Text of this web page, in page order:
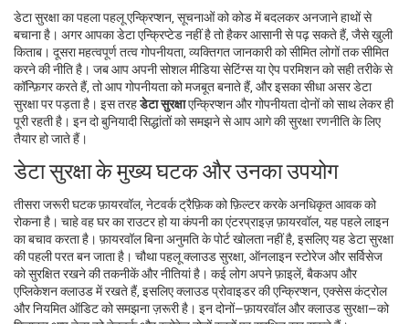
डेटा सुरक्षा का पहला पहलूएन्क्रिप्शन सूचनाओं को कोड में बदलकर अनजाने हाथों से
बचानाहै। अगर आपका डेटा एन्क्रिप्टेड नहीं है तो हैकर आसानी से पढ़ सकते हैं, जैसे खुली
किताब। दूसरा महत्वपूर्ण तत्वगोपनीयता, व्यक्तिगत जानकारी को सीमित लोगों तक सीमित
करने की नीतिहै। जब आप अपनी सोशल मीडिया सेटिंग्स या ऐप परमिशन को सही तरीके से
कॉन्फ़िगर करते हैं, तो आप गोपनीयता को मजबूत बनाते हैं, और इसका सीधा असर डेटा
सुरक्षा पर पड़ता है। इस तरहडेटा सुरक्षाएन्क्रिप्शन और गोपनीयता दोनों को साथ लेकर ही
पूरी रहती है। इन दो बुनियादी सिद्धांतों को समझने से आप आगे की सुरक्षा रणनीति के लिए
तैयार हो जाते हैं।
डेटा सुरक्षा के मुख्य घटक और उनका उपयोग
तीसरा जरूरी घटकफ़ायरवॉल, नेटवर्क ट्रैफ़िक को फ़िल्टर करके अनधिकृत आवक को
रोकनाहै। चाहे वह घर का राउटर हो या कंपनी का एंटरप्राइज़ फ़ायरवॉल, यह पहले लाइन
का बचाव करता है। फ़ायरवॉल बिना अनुमति के पोर्ट खोलता नहीं है, इसलिए यह डेटा सुरक्षा
की पहली परत बन जाता है। चौथा पहलूक्लाउड सुरक्षा, ऑनलाइन स्टोरेज और सर्विसेज
को सुरक्षित रखने की तकनीकें और नीतियांहै। कई लोग अपने फ़ाइलें, बैकअप और
एप्लिकेशन क्लाउड में रखते हैं, इसलिए क्लाउड प्रोवाइडर की एन्क्रिप्शन, एक्सेस कंट्रोल
और नियमित ऑडिट को समझना ज़रूरी है। इन दोनों—फ़ायरवॉल और क्लाउड सुरक्षा—को